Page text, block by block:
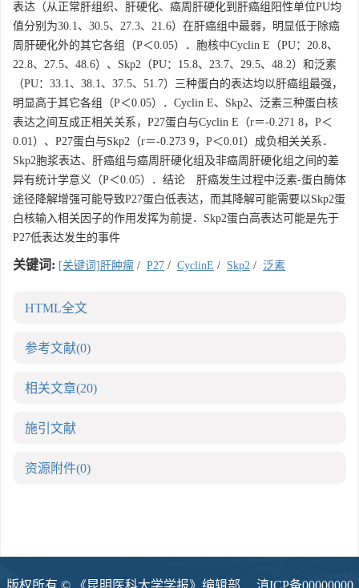
表达（从正常肝组织、肝硬化、癌周肝硬化到肝癌组阳性单位PU均
值分别为30.1、30.5、27.3、21.6）在肝癌组中最弱，明显低于除癌
周肝硬化外的其它各组（P＜0.05）．胞核中Cyclin E（PU：20.8、
22.8、27.5、48.6）、Skp2（PU：15.8、23.7、29.5、48.2）和泛素
（PU：33.1、38.1、37.5、51.7）三种蛋白的表达均以肝癌组最强，
明显高于其它各组（P＜0.05）．Cyclin E、Skp2、泛素三种蛋白核
表达之间互成正相关关系，P27蛋白与Cyclin E（r＝-0.271 8，P＜
0.01）、P27蛋白与Skp2（r＝-0.273 9，P＜0.01）成负相关关系．
Skp2胞浆表达、肝癌组与癌周肝硬化组及非癌周肝硬化组之间的差
异有统计学意义（P＜0.05）．结论 肝癌发生过程中泛素-蛋白酶体
途径降解增强可能导致P27蛋白低表达，而其降解可能需要以Skp2蛋
白核输入相关因子的作用发挥为前提．Skp2蛋白高表达可能是先于
P27低表达发生的事件
关键词: [关键词]肝肿瘤 / P27 / CyclinE / Skp2 / 泛素
HTML全文
参考文献(0)
相关文章(20)
施引文献
资源附件(0)
版权所有 © 《昆明医科大学学报》编辑部 滇ICP备00000000